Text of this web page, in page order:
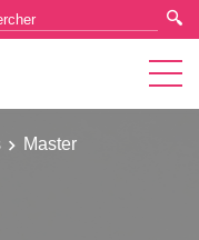
Master